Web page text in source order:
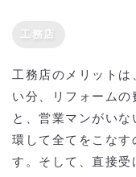
工務店
工務店のメリットは
い分、リフォーム
と、営業マンがい
環して全てをこなす
す。そして、直接受